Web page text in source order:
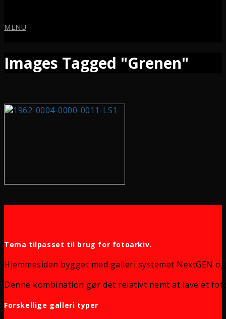
MENU
Images Tagged "Grenen"
Tema tilpasset til brug for fotoarkiv.
Hjemmesiden bygget med galleri systemet NextGEN
Denne kombination gør det relativt nemt at lave et
Forskellige galleri typer